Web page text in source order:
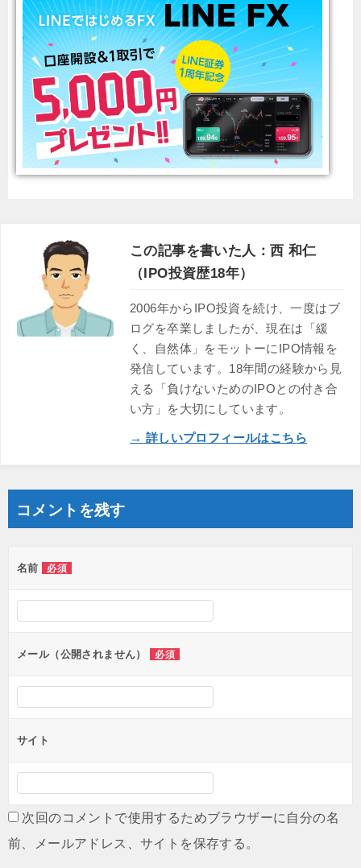
この記事を書いた人：西 和仁
（IPO投資歴18年）
2006年からIPO投資を続け、一度はブ
ログを卒業しましたが、現在は「緩
く、自然体」をモットーにIPO情報を
発信しています。18年間の経験から見
える「負けないためのIPOとの付き合
い方」を大切にしています。
→ 詳しいプロフィールはこちら
コメントを残す
名前 必須
メール（公開されません） 必須
サイト
次回のコメントで使用するためブラウザーに自分の名
前、メールアドレス、サイトを保存する。